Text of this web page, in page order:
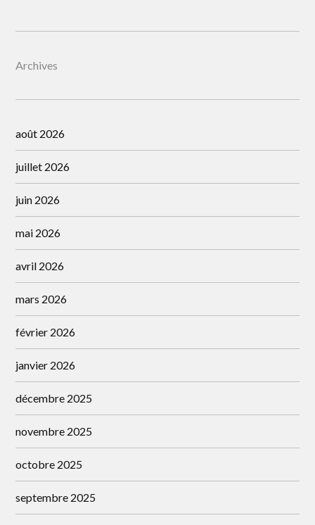
Archives
août 2026
juillet 2026
juin 2026
mai 2026
avril 2026
mars 2026
février 2026
janvier 2026
décembre 2025
novembre 2025
octobre 2025
septembre 2025